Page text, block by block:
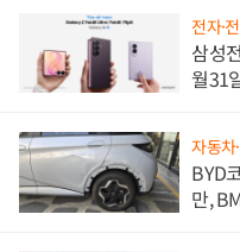
전자·
삼성
월31
자동차
BYD
만,